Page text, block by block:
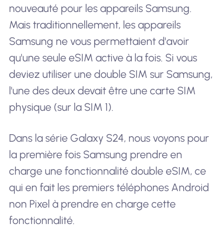
nouveauté pour les appareils Samsung.
Mais traditionnellement, les appareils
Samsung ne vous permettaient d'avoir
qu'une seule eSIM active à la fois. Si vous
deviez utiliser une double SIM sur Samsung,
l'une des deux devait être une carte SIM
physique (sur la SIM 1).
Dans la série Galaxy S24, nous voyons pour
la première fois Samsung prendre en
charge une fonctionnalité double eSIM, ce
qui en fait les premiers téléphones Android
non Pixel à prendre en charge cette
fonctionnalité.